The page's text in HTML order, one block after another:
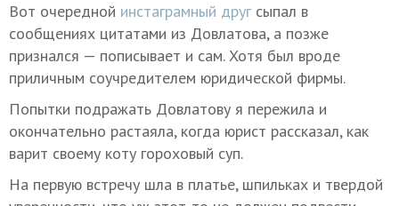
Вот очередной инстаграмный другсыпал в
сообщениях цитатами из Довлатова, а позже
признался — пописывает и сам. Хотя был вроде
приличным соучредителем юридической фирмы.
Попытки подражать Довлатову я пережила и
окончательно растаяла, когда юрист рассказал, как
варит своему коту гороховый суп.
На первую встречу шла в платье, шпильках и твердой